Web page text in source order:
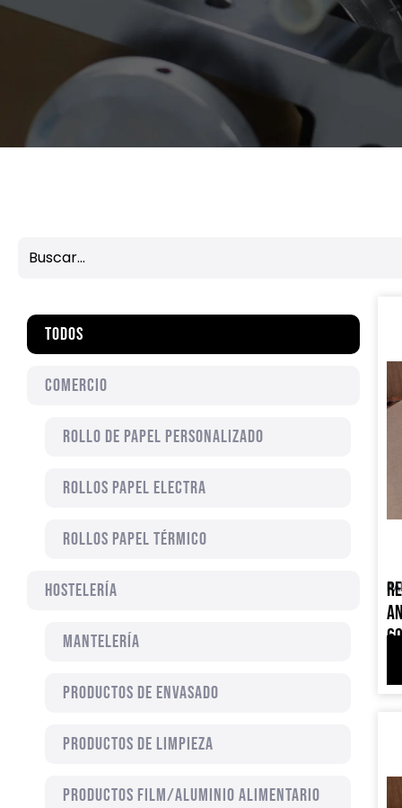
Todos
Comercio
ROLLO DE PAPEL PERSONALIZADO
ROLLOS PAPEL ELECTRA
ROLLOS PAPEL TÉRMICO
Hostelería
MANTELERÍA
PRODUCTOS DE ENVASADO
PRODUCTOS DE LIMPIEZA
PRODUCTOS FILM/ALUMINIO ALIMENTARIO